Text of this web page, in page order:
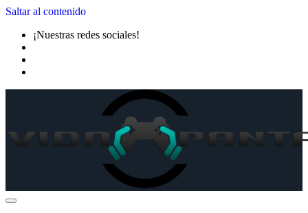
Saltar al contenido
¡Nuestras redes sociales!